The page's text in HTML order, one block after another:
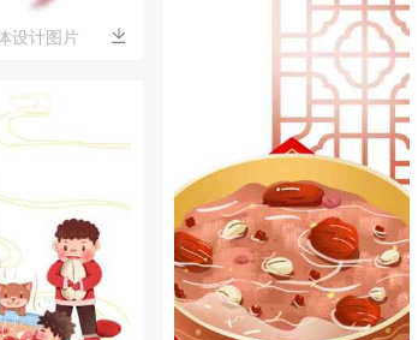
设计图片